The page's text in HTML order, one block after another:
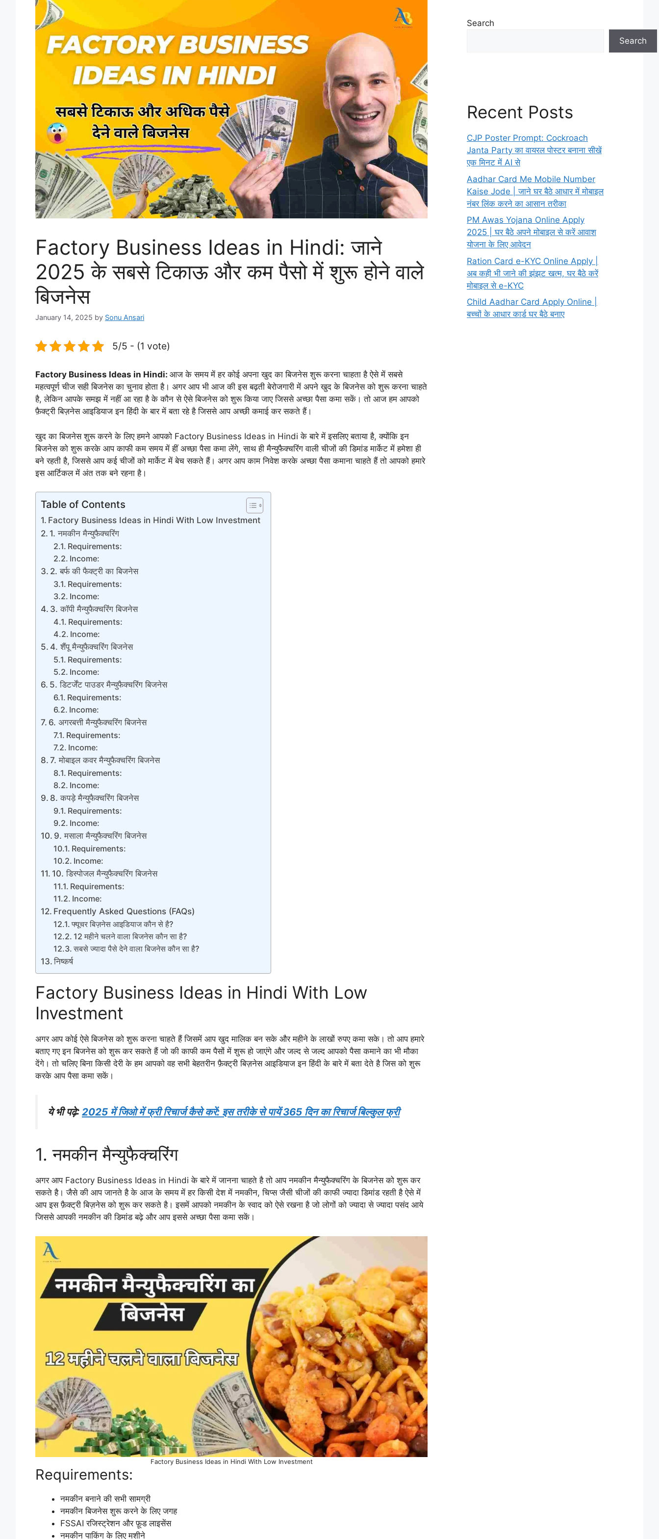
Factory Business Ideas in Hindi: जाने
2025 के सबसे टिकाऊ और कम पैसो में शुरू होने वाले
बिजनेस
January 14, 2025 by Sonu Ansari
5/5 - (1 vote)
Factory Business Ideas in Hindi: आज के समय में हर कोई अपना खुद का बिजनेस शुरू करना चाहता है ऐसे में सबसे
महत्वपूर्ण चीज सही बिजनेस का चुनाव होता है। अगर आप भी आज की इस बढ़ती बेरोजगारी में अपने खुद के बिजनेस को शुरू करना चाहते
है, लेकिन आपके समझ में नहीं आ रहा है के कौन से ऐसे बिजनेस को शुरू किया जाए जिससे अच्छा पैसा कमा सकें। तो आज हम आपको
फ़ैक्ट्री बिज़नेस आइडियाज इन हिंदी के बार में बता रहे है जिससे आप अच्छी कमाई कर सकते हैं।
खुद का बिजनेस शुरू करने के लिए हमने आपको Factory Business Ideas in Hindi के बारे में इसलिए बताया है, क्योंकि इन
बिजनेस को शुरू करके आप काफी कम समय में हीं अच्छा पैसा कमा लेंगे, साथ ही मैन्युफैक्चरिंग वाली चीजों की डिमांड मार्केट में हमेशा ही
बने रहती है, जिससे आप कई चीजों को मार्केट में बेच सकते हैं। अगर आप काम निवेश करके अच्छा पैसा कमाना चाहते हैं तो आपको हमारे
इस आर्टिकल में अंत तक बने रहना है।
Table of Contents
Factory Business Ideas in Hindi With Low Investment
1. नमकीन मैन्युफैक्चरिंग
Requirements:
Income:
2. बर्फ की फैक्ट्री का बिजनेस
Requirements:
Income:
3. कॉपी मैन्युफैक्चरिंग बिजनेस
Requirements:
Income:
4. शैंपू मैन्युफैक्चरिंग बिजनेस
Requirements:
Income:
5. डिटर्जेंट पाउडर मैन्युफैक्चरिंग बिजनेस
Requirements:
Income:
6. अगरबत्ती मैन्युफैक्चरिंग बिजनेस
Requirements:
Income:
7. मोबाइल कवर मैन्युफैक्चरिंग बिजनेस
Requirements:
Income:
8. कपड़े मैन्युफैक्चरिंग बिजनेस
Requirements:
Income:
9. मसाला मैन्युफैक्चरिंग बिजनेस
Requirements:
Income:
10. डिस्पोजल मैन्युफैक्चरिंग बिजनेस
Requirements:
Income:
Frequently Asked Questions (FAQs)
फ्यूचर बिज़नेस आइडियाज कौन से है?
12 महीने चलने वाला बिजनेस कौन सा है?
सबसे ज्यादा पैसे देने वाला बिजनेस कौन सा है?
निष्कर्ष
Factory Business Ideas in Hindi With Low
Investment
अगर आप कोई ऐसे बिजनेस को शुरू करना चाहते हैं जिसमें आप खुद मालिक बन सके और महीने के लाखों रुपए कमा सके। तो आप हमारे
बताए गए इन बिजनेस को शुरू कर सकते हैं जो की काफी कम पैसों में शुरू हो जाएंगे और जल्द से जल्द आपको पैसा कमाने का भी मौका
देंगे। तो चलिए बिना किसी देरी के हम आपको वह सभी बेहतरीन फ़ैक्ट्री बिज़नेस आइडियाज इन हिंदी के बारे में बता देते है जिस को शुरू
करके आप पैसा कमा सकें।
ये भी पढ़े: 2025 में जिओ में फ्री रिचार्ज कैसे करें: इस तरीके से पायें 365 दिन का रिचार्ज बिल्कुल फ्री
1. नमकीन मैन्युफैक्चरिंग
अगर आप Factory Business Ideas in Hindi के बारे में जानना चाहते है तो आप नमकीन मैन्युफैक्चरिंग के बिजनेस को शुरू कर
सकते है। जैसे की आप जानते है के आज के समय में हर किसी देश में नमकीन, चिप्स जैसी चीजों की काफी ज्यादा डिमांड रहती है ऐसे में
आप इस फ़ैक्ट्री बिज़नेस को शुरू कर सकते है। इसमें आपको नमकीन के स्वाद को ऐसे रखना है जो लोगों को ज्यादा से ज्यादा पसंद आये
जिससे आपकी नमकीन की डिमांड बढ़े और आप इससे अच्छा पैसा कमा सकें।
Factory Business Ideas in Hindi With Low Investment
Requirements:
नमकीन बनाने की सभी सामग्री
नमकीन बिजनेस शुरू करने के लिए जगह
FSSAI रजिस्ट्रेशन और फ़ूड लाइसेंस
नमकीन पाकिंग के लिए मशीने
Search
Search
Recent Posts
CJP Poster Prompt: Cockroach
Janta Party का वायरल पोस्टर बनाना सीखें
एक मिनट में AI से
Aadhar Card Me Mobile Number
Kaise Jode | जाने घर बैठे आधार में मोबाइल
नंबर लिंक करने का आसान तरीका
PM Awas Yojana Online Apply
2025 | घर बैठे अपने मोबाइल से करें आवाश
योजना के लिए आवेदन
Ration Card e-KYC Online Apply |
अब कही भी जाने की झंझट खत्म, घर बैठे करें
मोबाइल से e-KYC
Child Aadhar Card Apply Online |
बच्चों के आधार कार्ड घर बैठे बनाए